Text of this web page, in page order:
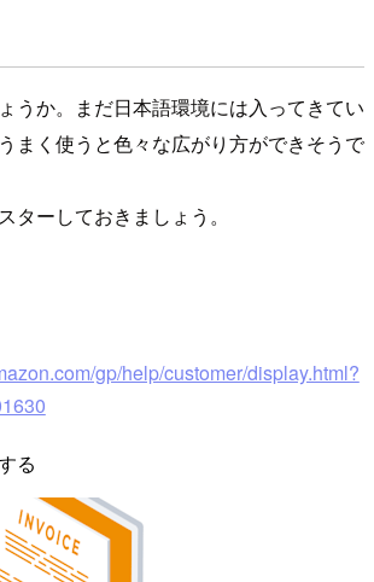
うか。まだ日本語環境には入ってきてい
まく使うと色々な広がり方ができそうで
ターしておきましょう。
gp/help/customer/display.html?
る